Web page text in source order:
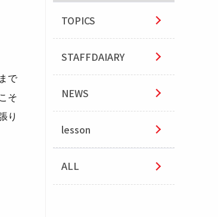
で
そ
り
TOPICS
STAFFDAIARY
NEWS
lesson
ALL